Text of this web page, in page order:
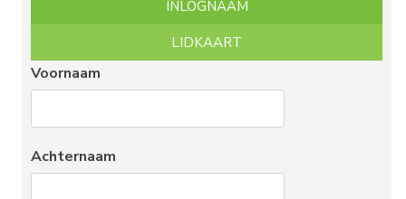
INLOGNAAM
LIDKAART
Voornaam
Achternaam